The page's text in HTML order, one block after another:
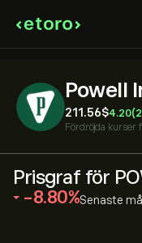
Powell
211.56‎$‎4.20
Fördröjda kurser
Prisgraf för
‎-8.80‎ Senaste